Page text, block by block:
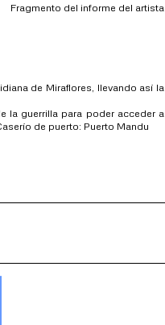
Fragmento del informe del artista
de Miraflores, llevando así la
la guerrilla para poder acceder a
de puerto: Puerto Mandu